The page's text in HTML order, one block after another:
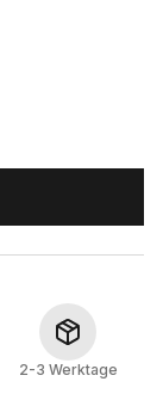
2-3 Werktage